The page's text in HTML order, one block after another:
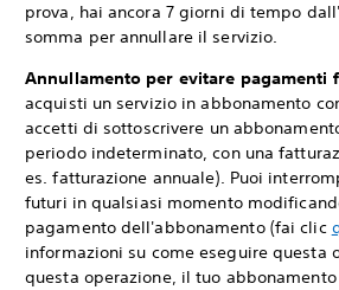
prova, hai ancora 7 giorni di tempo
somma per annullare il servizio.
Annullamento per evitare pagamenti
acquisti un servizio in abbonamento
accetti di sottoscrivere un
periodo indeterminato, con una
es. fatturazione annuale). Puoi
futuri in qualsiasi momento
pagamento dell'abbonamento (fai clic
informazioni su come eseguire questa
questa operazione, il tuo